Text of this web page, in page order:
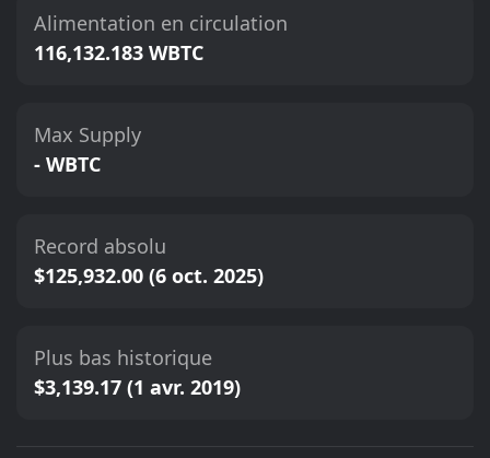
Alimentation en circulation
116,132.183 WBTC
Max Supply
- WBTC
Record absolu
$125,932.00 (6 oct. 2025)
Plus bas historique
$3,139.17 (1 avr. 2019)